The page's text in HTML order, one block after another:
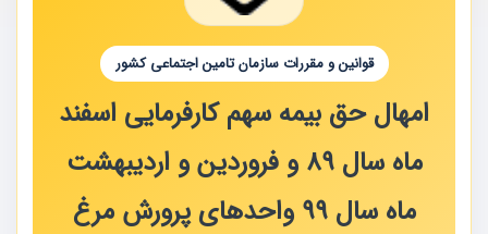
قوانین و مقررات سازمان تامین اجتماعی کشور
امهال حق بیمه سهم کارفرمایی اسفند
ماه سال 89 و فروردین و اردیبهشت
ماه سال 99 واحدهای پرورش مرغ